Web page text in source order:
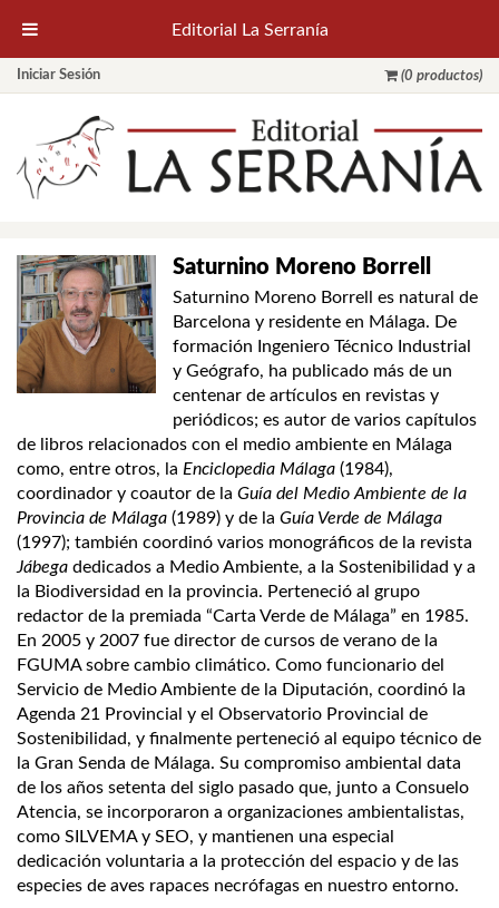
Iniciar Sesión (0 productos)
Saturnino Moreno Borrell
Saturnino Moreno Borrell es natural de
Barcelona y residente en Málaga. De
formación Ingeniero Técnico Industrial
y Geógrafo, ha publicado más de un
centenar de artículos en revistas y
periódicos; es autor de varios capítulos
de libros relacionados con el medio ambiente en Málaga
como, entre otros, la Enciclopedia Málaga (1984),
coordinador y coautor de la Guía del Medio Ambiente de la
Provincia de Málaga (1989) y de la Guía Verde de Málaga
(1997); también coordinó varios monográficos de la revista
Jábega dedicados a Medio Ambiente, a la Sostenibilidad y a
la Biodiversidad en la provincia. Perteneció al grupo
redactor de la premiada “Carta Verde de Málaga” en 1985.
En 2005 y 2007 fue director de cursos de verano de la
FGUMA sobre cambio climático. Como funcionario del
Servicio de Medio Ambiente de la Diputación, coordinó la
Agenda 21 Provincial y el Observatorio Provincial de
Sostenibilidad, y finalmente perteneció al equipo técnico de
la Gran Senda de Málaga. Su compromiso ambiental data
de los años setenta del siglo pasado que, junto a Consuelo
Atencia, se incorporaron a organizaciones ambientalistas,
como SILVEMA y SEO, y mantienen una especial
dedicación voluntaria a la protección del espacio y de las
especies de aves rapaces necrófagas en nuestro entorno.
Editorial La Serranía